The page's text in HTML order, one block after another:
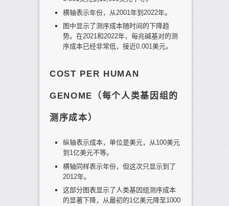
横轴表示年份，从2001年到2022年。
图中显示了测序成本随时间的下降趋
势。在2021和2022年，每兆碱基对的测
序成本已经非常低，接近0.001美元。
COST PER HUMAN
GENOME（每个人类基因组的
测序成本）
纵轴表示成本，单位是美元，从100美元
到1亿美元不等。
横轴同样表示年份，但这次只显示到了
2012年。
这部分图表显示了人类基因组测序成本
的显著下降，从最初的1亿美元降至1000